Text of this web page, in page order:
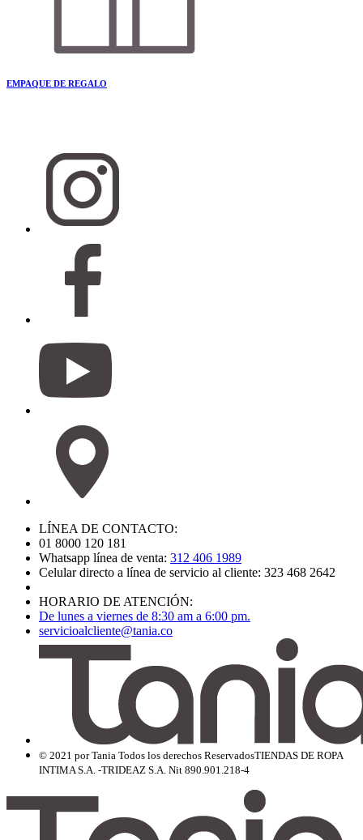
EMPAQUE DE REGALO
LÍNEA DE CONTACTO:
01 8000 120 181
Whatsapp línea de venta: 312 406 1989
Celular directo a línea de servicio al cliente: 323 468 2642
HORARIO DE ATENCIÓN:
De lunes a viernes de 8:30 am a 6:00 pm.
servicioalcliente@tania.co
© 2021 por Tania Todos los derechos ReservadosTIENDAS DE ROPA
INTIMA S.A. -TRIDEAZ S.A. Nit 890.901.218-4